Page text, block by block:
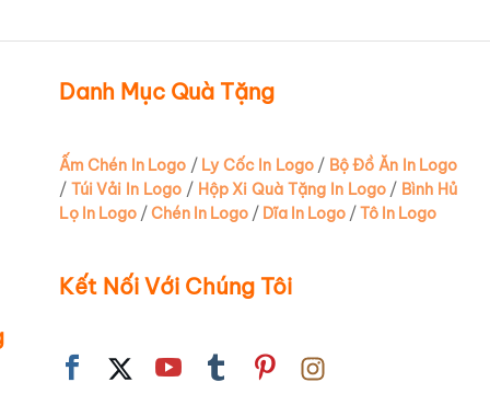
Danh Mục Quà Tặng
Ấm Chén In Logo / Ly Cốc In Logo/ Bộ Đồ Ăn In Logo
/ Túi Vải In Logo / Hộp Xi Quà Tặng In Logo/ Bình Hủ
Lọ In Logo/ Chén In Logo/ Dĩa In Logo/ Tô In Logo
Kết Nối Với Chúng Tôi